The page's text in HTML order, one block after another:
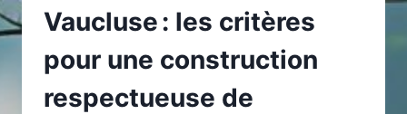
Vaucluse : les critères
pour une construction
respectueuse de